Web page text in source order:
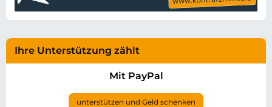
Ihre Unterstützung zählt
Mit PayPal
unterstützen und Geld schenken